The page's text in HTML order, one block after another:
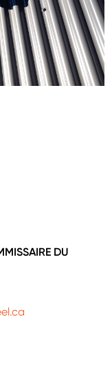
DU